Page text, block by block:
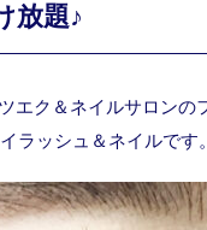
放題♪
エク＆ネイルサロンの
ラッシュ＆ネイルです。